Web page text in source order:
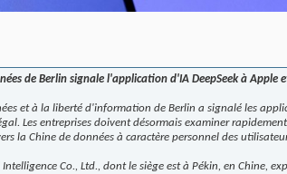
de Berlin signale l'application d'IA DeepSeek à Apple
et à la liberté d'information de Berlin a signalé les
Les entreprises doivent désormais examiner
la Chine de données à caractère personnel des
Co., Ltd., dont le siège est à Pékin, en Chine,